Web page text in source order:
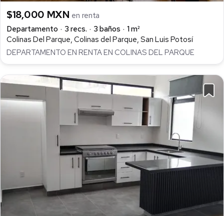
$18,000 MXN en renta
Departamento
3 recs. 3 baños
1 m²
Colinas Del Parque, Colinas del Parque, San Luis Potosí
DEPARTAMENTO EN RENTA EN COLINAS DEL PARQUE